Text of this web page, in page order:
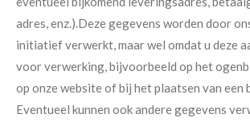
adres, enz.).Deze gegevens worden door
initiatief verwerkt, maar wel omdat u deze
voor verwerking, bijvoorbeeld op het
op onze website of bij het plaatsen van een
Eventueel kunnen ook andere gegevens